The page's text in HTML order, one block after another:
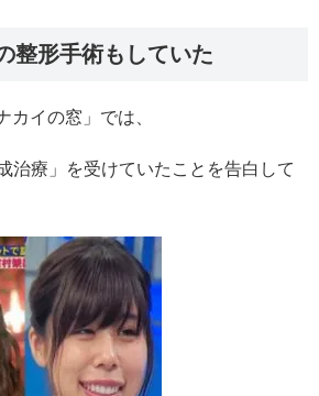
整形手術もしていた
カイの窓」では、
治療」を受けていたことを告白して